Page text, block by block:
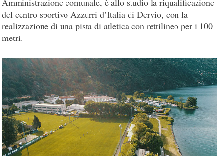
Amministrazione comunale, è allo studio la riqualificazione
del centro sportivo Azzurri d’Italia di Dervio, con la
realizzazione di una pista di atletica con rettilineo per i 100
metri.